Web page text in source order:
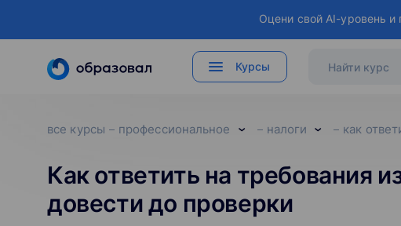
Оцени свой AI-уровень
Курсы
все курсы профессиональное налоги как
Как ответить на требования
довести до проверки